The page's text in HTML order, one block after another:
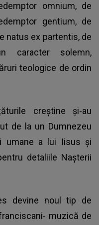
omnium, de
gentium, de
natus ex partentis, de
caracter solemn,
teologice de ordin
creștine și-au
de la un Dumnezeu
umane a lui Iisus și
detaliile Nașterii
devine noul tip de
muzică de